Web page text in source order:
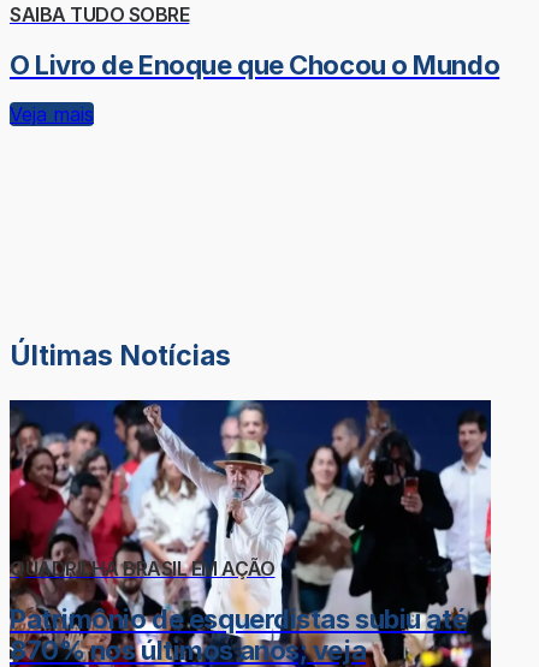
SAIBA TUDO SOBRE
O Livro de Enoque que Chocou o Mundo
Veja mais
Últimas Notícias
QUADRILHA BRASIL EM AÇÃO
Patrimônio de esquerdistas subiu até
870% nos últimos anos; veja